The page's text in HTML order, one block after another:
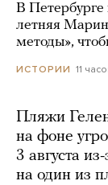
В Петербурге
летняя
методы»,
ИСТОРИИ 11
Пляжи
на фоне
3 августа
на один из